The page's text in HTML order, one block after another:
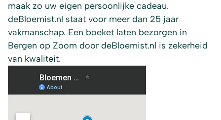
maak zo uw eigen persoonlijke cadeau.
deBloemist.nl staat voor meer dan 25 jaar
vakmanschap. Een boeket laten bezorgen in
Bergen op Zoom door deBloemist.nl is zekerheid
van kwaliteit.